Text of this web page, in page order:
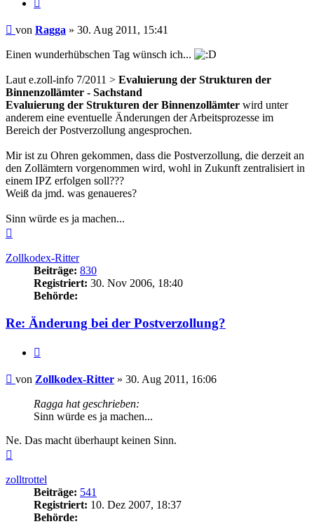
Beitrag
von Ragga » 30. Aug 2011, 15:41
Einen wunderhübschen Tag wünsch ich...
Laut e.zoll-info 7/2011 > Evaluierung der Strukturen der
Binnenzollämter - Sachstand
Evaluierung der Strukturen der Binnenzollämter wird unter
anderem eine eventuelle Änderungen der Arbeitsprozesse im
Bereich der Postverzollung angesprochen.
Mir ist zu Ohren gekommen, dass die Postverzollung, die derzeit an
den Zollämtern vorgenommen wird, wohl in Zukunft zentralisiert in
einem IPZ erfolgen soll???
Weiß da jmd. was genaueres?
Sinn würde es ja machen...
Zollkodex-Ritter
Beiträge: 830
Registriert: 30. Nov 2006, 18:40
Behörde:
Re: Änderung bei der Postverzollung?
Beitrag
von Zollkodex-Ritter » 30. Aug 2011, 16:06
Ragga hat geschrieben:
Sinn würde es ja machen...
Ne. Das macht überhaupt keinen Sinn.
zolltrottel
Beiträge: 541
Registriert: 10. Dez 2007, 18:37
Behörde: